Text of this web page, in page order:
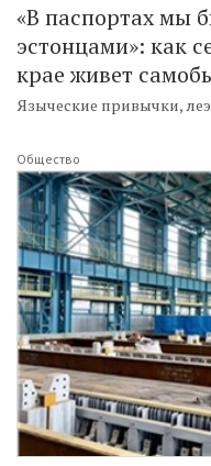
«В паспортах мы
эстонцами»: как
крае живет
Языческие привычки,
Общество